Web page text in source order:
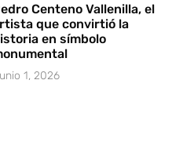
Centeno Vallenilla, el
que convirtió la
en símbolo
1, 2026